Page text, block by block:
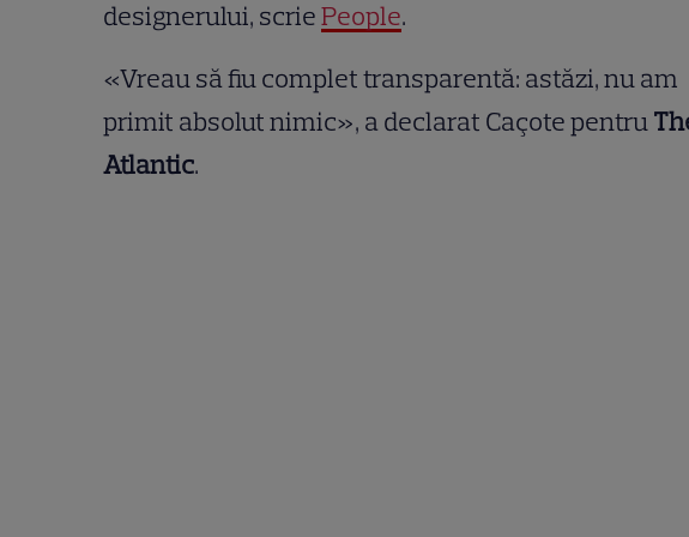
designerului, scriePeople.
«Vreau să fiu complet transparentă: astăzi, nu am
primit absolut nimic», a declarat Caçote pentru
Atlantic.